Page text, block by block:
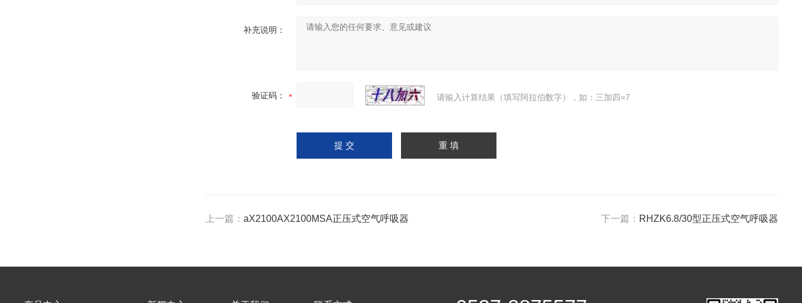
补充说明：
验证码： 请输入计算结果（填写阿拉伯数字），如：三加四=7
上一篇： aX2100AX2100MSA正压式空气呼吸器 下一篇： RHZK6.8/30型正压式空气呼吸器